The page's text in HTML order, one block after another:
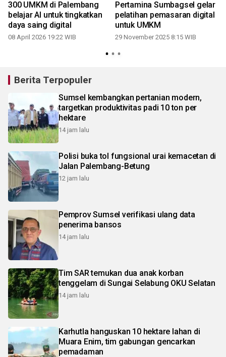
300 UMKM di Palembang
belajar AI untuk tingkatkan
daya saing digital
08 April 2026 19:22 WIB
Pertamina Sumbagsel gelar
pelatihan pemasaran digital
untuk UMKM
29 November 2025 8:15 WIB
Berita Terpopuler
Sumsel kembangkan pertanian modern,
targetkan produktivitas padi 10 ton per
hektare
14 jam lalu
Polisi buka tol fungsional urai kemacetan di
Jalan Palembang-Betung
12 jam lalu
Pemprov Sumsel verifikasi ulang data
penerima bansos
14 jam lalu
Tim SAR temukan dua anak korban
tenggelam di Sungai Selabung OKU Selatan
14 jam lalu
Karhutla hanguskan 10 hektare lahan di
Muara Enim, tim gabungan gencarkan
pemadaman